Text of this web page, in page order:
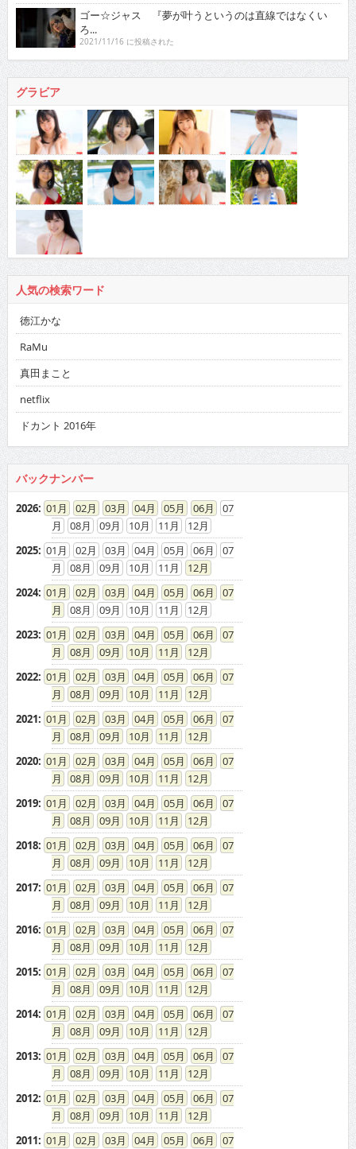
ゴー☆ジャス 『夢が叶うというのは直線ではなくい
ろ...
2021/11/16 に投稿された
グラビア
人気の検索ワード
徳江かな
RaMu
真田まこと
netflix
ドカント 2016年
バックナンバー
2026: 01 02 03 04 05 06
07
08
09 10 11
12
2025: 01 02 03 04 05 06
07
08
09 10 11
12
2024: 01 02 03 04 05 06
07
08
09 10 11
12
2023: 01 02 03 04 05 06
07
08
09 10 11
12
2022: 01 02 03 04 05 06
07
08
09 10 11
12
2021: 01 02 03 04 05 06
07
08
09 10 11
12
2020: 01 02 03 04 05 06
07
08
09 10 11
12
2019: 01 02 03 04 05 06
07
08
09 10 11
12
2018: 01 02 03 04 05 06
07
08
09 10 11
12
2017: 01 02 03 04 05 06
07
08
09 10 11
12
2016: 01 02 03 04 05 06
07
08
09 10 11
12
2015: 01 02 03 04 05 06
07
08
09 10 11
12
2014: 01 02 03 04 05 06
07
08
09 10 11
12
2013: 01 02 03 04 05 06
07
08
09 10 11
12
2012: 01 02 03 04 05 06
07
08
09 10 11
12
2011: 01 02 03 04 05 06
07